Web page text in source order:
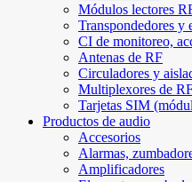
Módulos lectores
Transpondedores y
CI de monitoreo,
Antenas de RF
Circuladores y
Multiplexores de
Tarjetas SIM
Productos de audio
Accesorios
Alarmas,
Amplificadores